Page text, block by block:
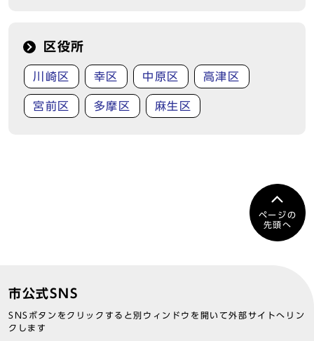
区役所
川崎区 幸区 中原区 高津区
宮前区 多摩区 麻生区
ページの
先頭へ
市公式SNS
SNSボタンをクリックすると別ウィンドウを開いて外部サイトへリン
クします